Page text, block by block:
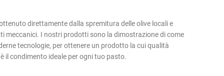
direttamente dalla spremitura delle olive locali e
meccanici. I nostri prodotti sono la dimostrazione di come
tecnologie, per ottenere un prodotto la cui qualità
il condimento ideale per ogni tuo pasto.